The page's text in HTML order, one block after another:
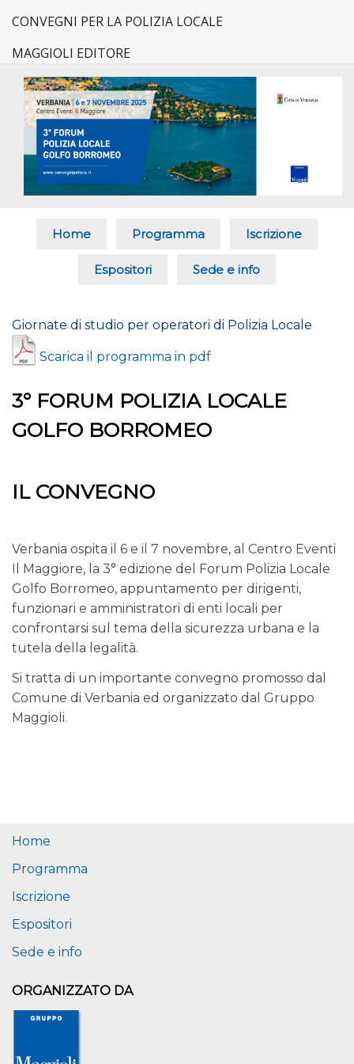
CONVEGNI PER LA POLIZIA LOCALE
MAGGIOLI EDITORE
Home Programma Iscrizione
Espositori Sede e info
Giornate di studio per operatori di Polizia Locale
Scarica il programma in pdf
3° FORUM POLIZIA LOCALE
GOLFO BORROMEO
IL CONVEGNO
Verbania ospita il 6 e il 7 novembre, al Centro Eventi
Il Maggiore, la 3° edizione del Forum Polizia Locale
Golfo Borromeo, appuntamento per dirigenti,
funzionari e amministratori di enti locali per
confrontarsi sul tema della sicurezza urbana e la
tutela della legalità.
Si tratta di un importante convegno promosso dal
Comune di Verbania ed organizzato dal Gruppo
Maggioli.
Home
Programma
Iscrizione
Espositori
Sede e info
ORGANIZZATO DA